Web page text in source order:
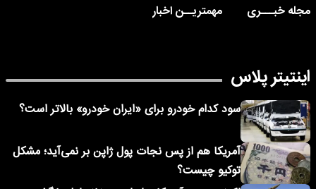
مجله خبـــری
مهمتریــن اخبار
اینتیتر پلاس
سود کدام خودرو برای «ایران خودرو» بالاتر است؟
آمریکا هم از پس نجات پول ژاپن بر نمی‌آید؛ مشکل
توکیو چیست؟